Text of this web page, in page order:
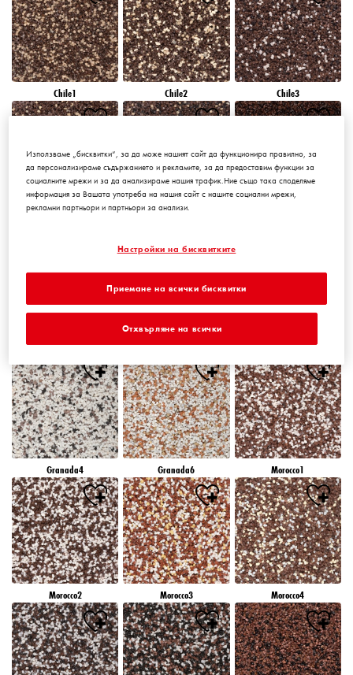
Chile1 Chile2 Chile3
Granada1 Granada2 Granada3
Granada4 Granada6 Morocco1
Morocco2 Morocco3 Morocco4
Използваме „бисквитки“, за да може нашият сайт да функционира правилно, за
да персонализираме съдържанието и рекламите, за да предоставим функции за
социалните мрежи и за да анализираме нашия трафик.Ние също така споделяме
информация за Вашата употреба на нашия сайт с нашите социални мрежи,
рекламни партньори и партньори за анализи.
Настройки на бисквитките
Отхвърляне на всички
Приемане на всички бисквитки